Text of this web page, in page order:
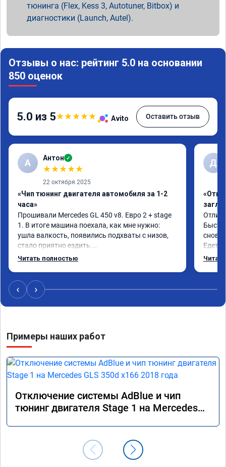
тюнинга (Flex, Kess 3, Autotuner, Bitbox) и
диагностики (Launch, Autel).
Отзывы о нас: рейтинг 5.0 на основании
850 оценок
5.0 из 5★★★★★ Avito Оставить отзыв
А Антон ✓
★★★★★
22 октября 2025
«Чип тюнинг двигателя автомобиля за 1-2
часа»
Прошивали Mercedes GL 450 v8. Евро 2 + stage
1. В итоге машина поехала, как мне нужно:
ушла валкость, появились подхваты с низов,
стало приятно ездить.
Одни из лучших трат, в авто! 🔥
Читать полностью
Д
снова
Едет
‹ ›
Примеры наших работ
Отключение системы AdBlue и чип
тюнинг двигателя Stage 1 на Mercedes